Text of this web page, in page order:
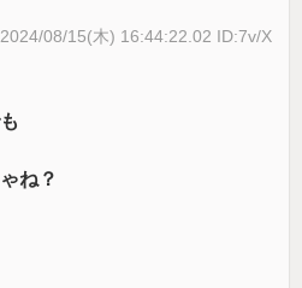
2024/08/15(木) 16:44:22.02 ID:7v/X
ね？